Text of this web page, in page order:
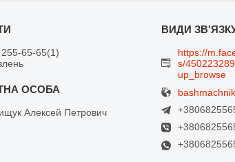
65-65 1
Алексей Петрович
https://
s/
up_browse